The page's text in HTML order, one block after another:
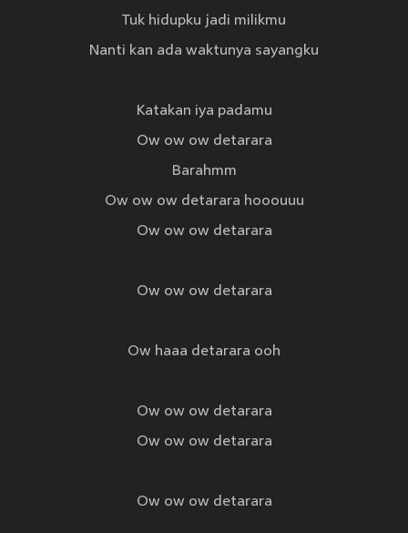
Tuk hidupku jadi milikmu
Nanti kan ada waktunya sayangku
Katakan iya padamu
Ow ow ow detarara
Barahmm
Ow ow ow detarara hooouuu
Ow ow ow detarara
Ow ow ow detarara
Ow haaa detarara ooh
Ow ow ow detarara
Ow ow ow detarara
Ow ow ow detarara